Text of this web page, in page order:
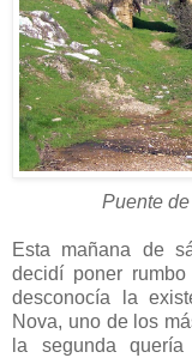
Puente
Esta mañana de
decidí poner
desconocía la
Nova, uno de los
la segunda